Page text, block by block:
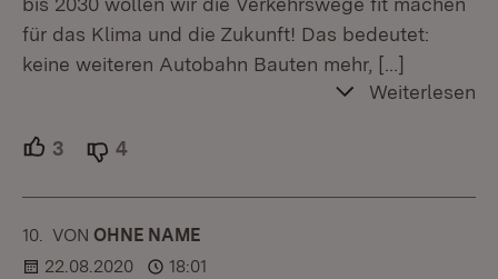
für das Klima und die Zukunft! Das bedeutet:
keine weiteren Autobahn Bauten mehr, […]
Weiterlesen
3 Unterstützer.
4
10. KOMMENTAR
VON :OHNE NAME
22.08.2020
18:01